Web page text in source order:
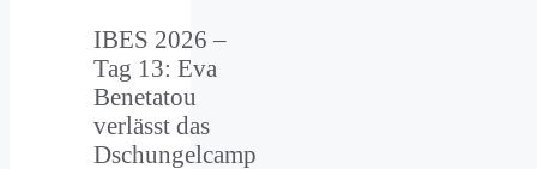
IBES 2026 –
Tag 13: Eva
Benetatou
verlässt das
Dschungelcamp